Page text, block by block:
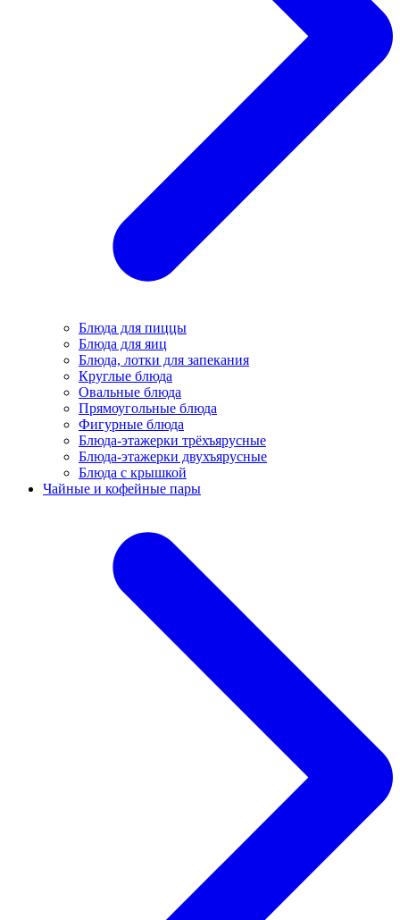
Блюда для пиццы
Блюда для яиц
Блюда, лотки для запекания
Круглые блюда
Овальные блюда
Прямоугольные блюда
Фигурные блюда
Блюда-этажерки трёхъярусные
Блюда-этажерки двухъярусные
Блюда с крышкой
Чайные и кофейные пары